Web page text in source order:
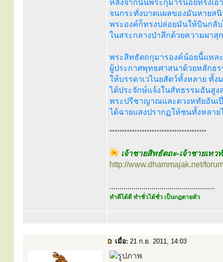
หลังจากนั้นพระกุมารน้อยทรงเ
จนกระทั่งบาดแผลของมันหายส
พระองค์ก็ทรงปล่อยมันให้บินกลั
ในสระกลางป่าลึกด้วยความผาสุ
พระสิทธัตถกุมารองค์น้อยนี้แหล
ผู้ประกาศพุทธศาสนาด้วยหลักธร
ให้บรรดาเวไนยสัตว์ทั้งหลาย ทั้
ได้ประจักษ์แจ้งในสัทธรรมอันสูง
พระปรีชาญาณและดวงหทัยอันเ
ได้ฉายแสงปรากฏให้ชนทั้งหลา
***************************************
เจ้าชายสิทธัตถะ-เจ้าชายเท
http://www.dhammajak.net/
.....................................................
ทำดีได้ดี ทำชั่วได้ชั่ว เป็นกฎตายตัว
เมื่อ: 21 ก.ย. 2011, 14:03